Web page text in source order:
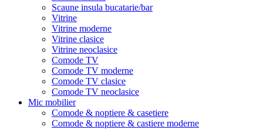
Scaune insula bucatarie/bar
Vitrine
Vitrine moderne
Vitrine clasice
Vitrine neoclasice
Comode TV
Comode TV moderne
Comode TV clasice
Comode TV neoclasice
Mic mobilier
Comode & noptiere & casetiere
Comode & noptiere & castiere moderne